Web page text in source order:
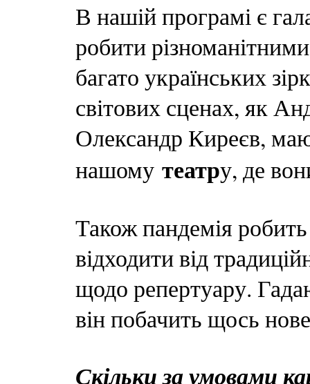
В нашій програмі є
робити
багато українських
світових сценах, як
Олександр Киреєв,
нашому театру, де
Також пандемія
відходити від
щодо репертуару.
він побачить щось
Скільки за умовами